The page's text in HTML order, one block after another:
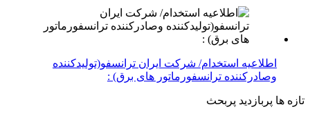
اطلاعیه استخدام/ شرکت ایران ترانسفو(تولیدکننده
وصادرکننده ترانسفورماتور های برق) :
تازه ها پربازدید پربحث